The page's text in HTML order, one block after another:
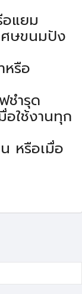
แยม
ศษขนมปัง
หรือ
ชำรุด
อใช้งานทุก
หรือเมื่อ